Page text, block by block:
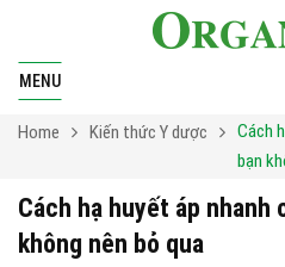
MENU
Home Kiến thức Y dược
Cách
bạn
Cách hạ huyết áp nhanh
không nên bỏ qua